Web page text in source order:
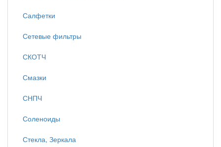
Салфетки
Сетевые фильтры
СКОТЧ
Смазки
СНПЧ
Соленоиды
Стекла, Зеркала